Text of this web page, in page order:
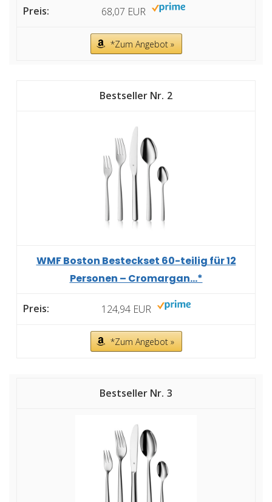
68,07 EUR
*Zum Angebot »
2
WMF Boston Besteckset 60-teilig für 12
Personen – Cromargan...*
124,94 EUR
*Zum Angebot »
3